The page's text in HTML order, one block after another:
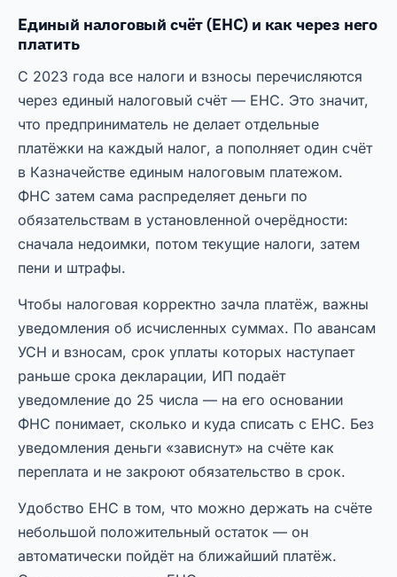
Единый налоговый счёт (ЕНС) и как через него
платить
С 2023 года все налоги и взносы перечисляются
через единый налоговый счёт — ЕНС. Это значит,
что предприниматель не делает отдельные
платёжки на каждый налог, а пополняет один счёт
в Казначействе единым налоговым платежом.
ФНС затем сама распределяет деньги по
обязательствам в установленной очерёдности:
сначала недоимки, потом текущие налоги, затем
пени и штрафы.
Чтобы налоговая корректно зачла платёж, важны
уведомления об исчисленных суммах. По авансам
УСН и взносам, срок уплаты которых наступает
раньше срока декларации, ИП подаёт
уведомление до 25 числа — на его основании
ФНС понимает, сколько и куда списать с ЕНС. Без
уведомления деньги «зависнут» на счёте как
переплата и не закроют обязательство в срок.
Удобство ЕНС в том, что можно держать на счёте
небольшой положительный остаток — он
автоматически пойдёт на ближайший платёж.